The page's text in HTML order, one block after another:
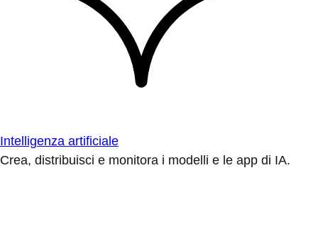
Intelligenza artificiale
Crea, distribuisci e monitora i modelli e le app di IA.